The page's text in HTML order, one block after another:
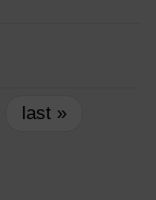
last »